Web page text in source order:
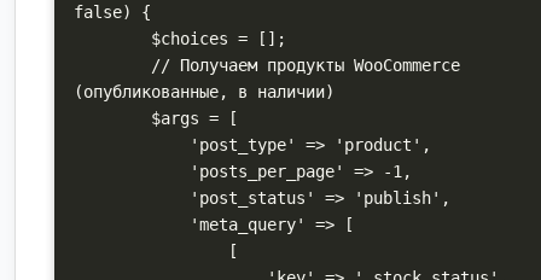
false) {
(опубликованные, в наличии)